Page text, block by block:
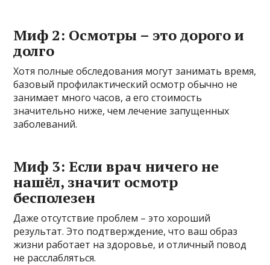
Миф 2: Осмотры – это дорого и
долго
Хотя полные обследования могут занимать время,
базовый профилактический осмотр обычно не
занимает много часов, а его стоимость
значительно ниже, чем лечение запущенных
заболеваний.
Миф 3: Если врач ничего не
нашёл, значит осмотр
бесполезен
Даже отсутствие проблем – это хороший
результат. Это подтверждение, что ваш образ
жизни работает на здоровье, и отличный повод
не расслабляться.